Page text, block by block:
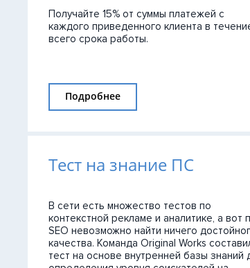
Получайте 15% от суммы платежей с
каждого приведенного клиента в
всего срока работы.
Подробнее
Тест на знание ПС
В сети есть множество тестов по
контекстной рекламе и аналитике, а вот
SEO невозможно найти ничего
качества. Команда Original Works
тест на основе внутренней базы знаний
Аудит ИИ-
Технический